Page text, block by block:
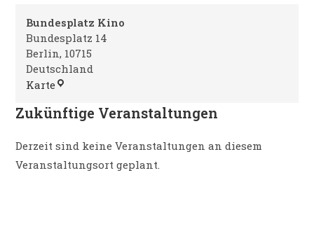
Bundesplatz Kino
Bundesplatz 14
Berlin, 10715
Deutschland
Karte Bundesplatz
Zukünftige Veranstaltungen
Derzeit sind keine Veranstaltungen an diesem
Veranstaltungsort geplant.